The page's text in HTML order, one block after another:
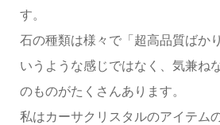
す。
石の種類は様々で「超高品質ばか
いうような感じではなく、気兼ね
のものがたくさんあります。
私はカーサクリスタルのアイテム